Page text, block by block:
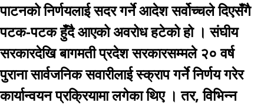
पाटनको निर्णयलाई सदर गर्ने आदेश सर्वोच्चले दिएसँगै
पटक-पटक हुँदै आएको अवरोध हटेको हो । संघीय
सरकारदेखि बागमती प्रदेश सरकारसम्मले २० वर्ष
पुराना सार्वजनिक सवारीलाई स्क्राप गर्ने निर्णय गरेर
कार्यान्वयन प्रक्रियामा लगेका थिए । तर, विभिन्न